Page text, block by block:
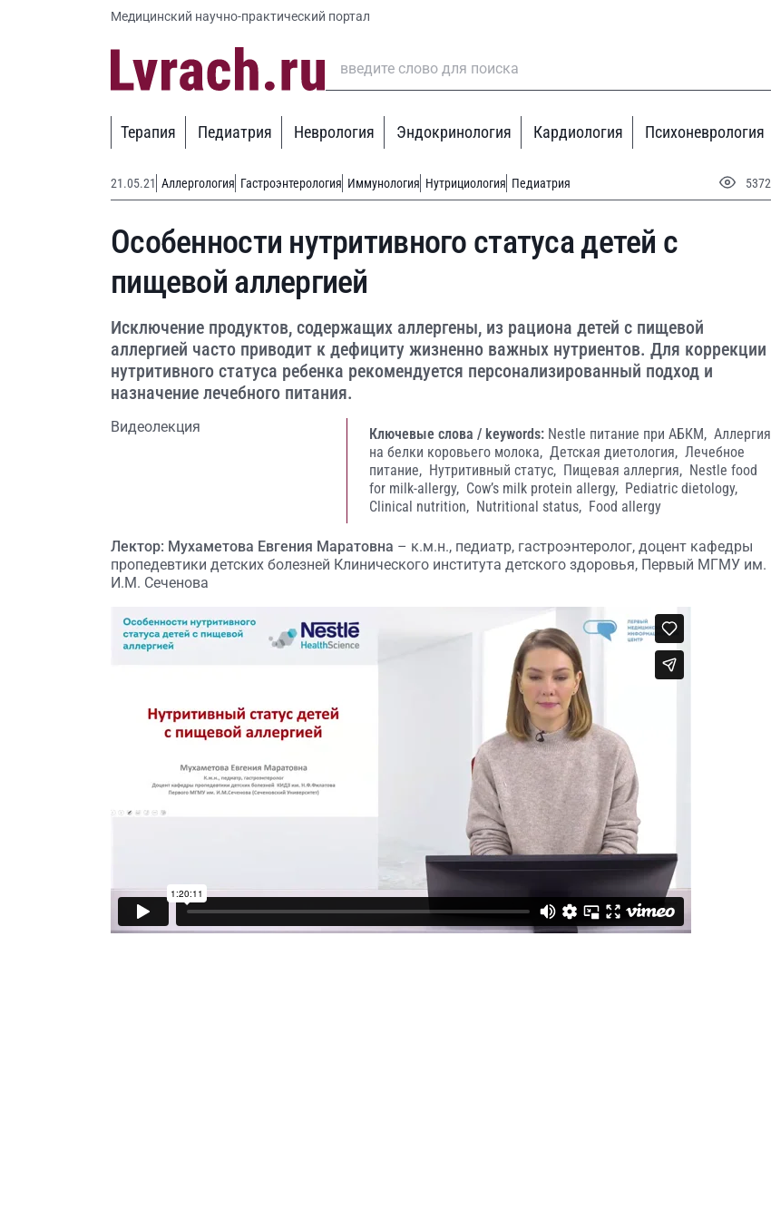
Медицинский научно-практический портал
Терапия Педиатрия Неврология Эндокринология Кардиология Психоневрология
21.05.21 Аллергология Гастроэнтерология Иммунология Нутрициология Педиатрия 5372
Особенности нутритивного статуса детей с
пищевой аллергией
Исключение продуктов, содержащих аллергены, из рациона детей с пищевой
аллергией часто приводит к дефициту жизненно важных нутриентов. Для коррекции
нутритивного статуса ребенка рекомендуется персонализированный подход и
назначение лечебного питания.
Видеолекция Ключевые слова / keywords: Nestle питание при АБКМ, Аллергия
на белки коровьего молока, Детская диетология, Лечебное
питание, Нутритивный статус, Пищевая аллергия, Nestle food
for milk-allergy, Cow’s milk protein allergy, Pediatric dietology,
Clinical nutrition, Nutritional status, Food allergy
Лектор: Мухаметова Евгения Маратовна – к.м.н., педиатр, гастроэнтеролог, доцент кафедры
пропедевтики детских болезней Клинического института детского здоровья, Первый МГМУ им.
И.М. Сеченова